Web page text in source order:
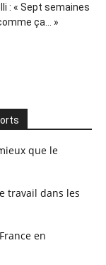
: « Sept semaines
ça… »
que le
travail dans les
en